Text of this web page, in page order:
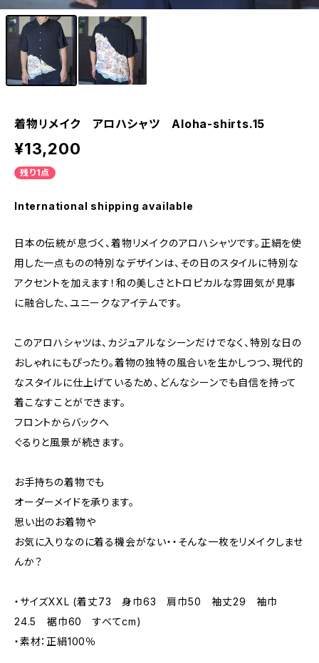
着物リメイク アロハシャツ Aloha-shirts.15
¥13,200
残り1点
International shipping available
日本の伝統が息づく、着物リメイクのアロハシャツです。正絹を使
用した一点ものの特別なデザインは、その日のスタイルに特別な
アクセントを加えます！和の美しさとトロピカルな雰囲気が見事
に融合した、ユニークなアイテムです。
このアロハシャツは、カジュアルなシーンだけでなく、特別な日の
おしゃれにもぴったり。着物の独特の風合いを生かしつつ、現代的
なスタイルに仕上げているため、どんなシーンでも自信を持って
着こなすことができます。
フロントからバックへ
ぐるりと風景が続きます。
お手持ちの着物でも
オーダーメイドを承ります。
思い出のお着物や
お気に入りなのに着る機会がない・・そんな一枚をリメイクしませ
んか？
・サイズXXL (着丈73 身巾63 肩巾50 袖丈29 袖巾
24.5 裾巾60 すべてcm)
・素材：正絹100％